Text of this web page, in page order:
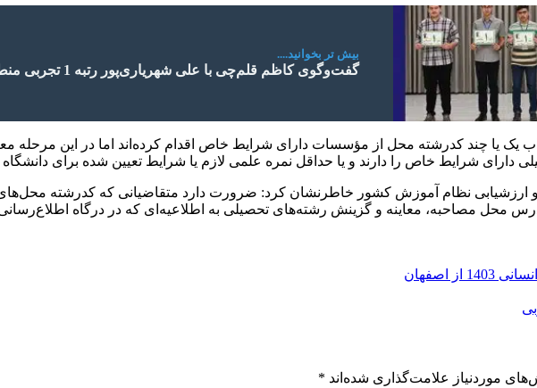
بیش تر بخوانید....
گفت‌‎وگوی کاظم قلم‌چی با علی شهریاری‌پور رتبه 1 تجربی منطقه‌ی 3
یک یا چند کدرشته محل از مؤسسات دارای شرایط خاص اقدام کرده‌اند اما در این مرحله
دارای شرایط خاص را دارند و یا حداقل نمره علمی لازم یا شرایط تعیین شده برای
نظام آموزش کشور خاطرنشان کرد: ضرورت دارد متقاضیانی که کدرشته
محل مصاحبه، معاینه و گزینش رشته‌های تحصیلی به اطلاعیه‌ای که در درگاه
موردنیاز علامت‌گذاری شده‌اند *